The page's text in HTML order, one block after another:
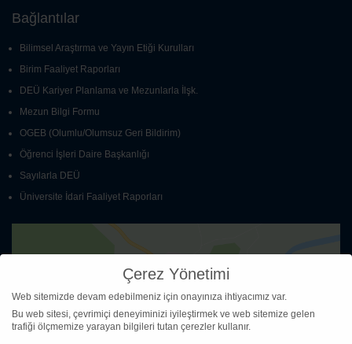
Bağlantılar
Bilimsel Araştırma ve Yayın Etiği Kurulları
Birim Faaliyet Raporları
DEÜ Kariyer Planlama ve Mezunlarla İlşk.
Mezun Bilgi Formu
OGEB (Olumlu/Olumsuz Geri Bildirim)
Öğrenci İşleri Daire Başkanlığı
Sayılarla DEÜ
Üniversite İdari Faaliyet Raporları
By loading the map, you agree to Google's privacy policy.
Learn more
Load map
Çerez Yönetimi
Web sitemizde devam edebilmeniz için onayınıza ihtiyacımız var.
Bu web sitesi, çevrimiçi deneyiminizi iyileştirmek ve web sitemize gelen
trafiği ölçmemize yarayan bilgileri tutan çerezler kullanır.